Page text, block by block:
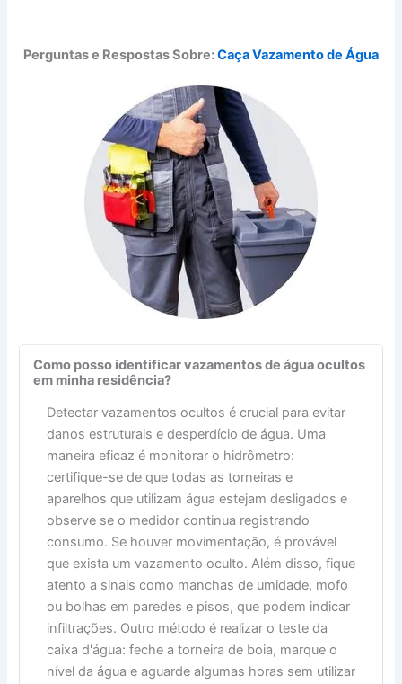
Perguntas e Respostas Sobre:Caça Vazamento de Água
Como posso identificar vazamentos de água ocultos
em minha residência?
Detectar vazamentos ocultos é crucial para evitar
danos estruturais e desperdício de água. Uma
maneira eficaz é monitorar o hidrômetro:
certifique-se de que todas as torneiras e
aparelhos que utilizam água estejam desligados e
observe se o medidor continua registrando
consumo. Se houver movimentação, é provável
que exista um vazamento oculto. Além disso, fique
atento a sinais como manchas de umidade, mofo
ou bolhas em paredes e pisos, que podem indicar
infiltrações. Outro método é realizar o teste da
caixa d'água: feche a torneira de boia, marque o
nível da água e aguarde algumas horas sem utilizar